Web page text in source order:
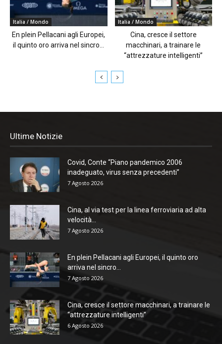
Italia / Mondo
En plein Pellacani agli Europei,
il quinto oro arriva nel sincro...
Italia / Mondo
Cina, cresce il settore
macchinari, a trainare le
“attrezzature intelligenti”
Ultime Notizie
Covid, Conte “Piano pandemico 2006
inadeguato, virus senza precedenti”
7 Agosto 2026
Cina, al via test per la linea ferroviaria ad alta
velocità...
7 Agosto 2026
En plein Pellacani agli Europei, il quinto oro
arriva nel sincro...
7 Agosto 2026
Cina, cresce il settore macchinari, a trainare le
“attrezzature intelligenti”
6 Agosto 2026